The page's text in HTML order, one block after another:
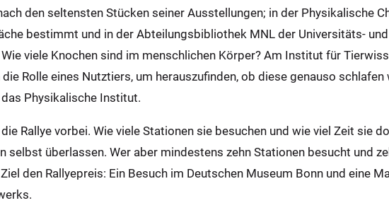
den seltensten Stücken seiner Ausstellungen; in der Physikalische
bestimmt und in der Abteilungsbibliothek MNL der Universitäts-
viele Knochen sind im menschlichen Körper? Am Institut für
die Rolle eines Nutztiers, um herauszufinden, ob diese genauso
Physikalische Institut.
Rallye vorbei. Wie viele Stationen sie besuchen und wie viel Zeit sie
selbst überlassen. Wer aber mindestens zehn Stationen besucht und
den Rallyepreis: Ein Besuch im Deutschen Museum Bonn und eine